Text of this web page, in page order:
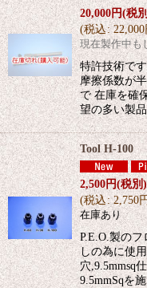
20,000円(税
(税込: 22,000
現在製作中も
特許技術で
摩擦係数が
で 在庫を確
望の多い製
Tool H-100
2,500円(税別)
(税込: 2,750
在庫あり
P.E.O.製の
しの為に使
穴,9.5mmsq
9.5mmSqを